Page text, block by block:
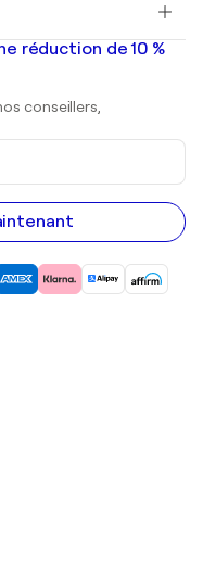
réduction de 10 %
conseillers,